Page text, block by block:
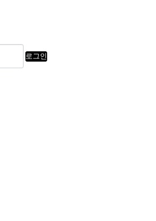
로그인